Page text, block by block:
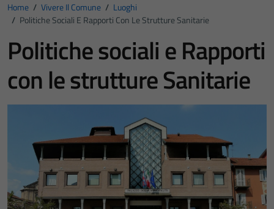
Home / Vivere Il Comune / Luoghi
/ Politiche Sociali E Rapporti Con Le Strutture Sanitarie
Politiche sociali e Rapporti
con le strutture Sanitarie